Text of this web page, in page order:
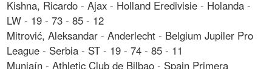
Kishna, Ricardo - Ajax - Holland Eredivisie - Holanda -
LW - 19 - 73 - 85 - 12
Mitrović, Aleksandar - Anderlecht - Belgium Jupiler Pro
League - Serbia - ST - 19 - 74 - 85 - 11
Muniaín - Athletic Club de Bilbao - Spain Primera